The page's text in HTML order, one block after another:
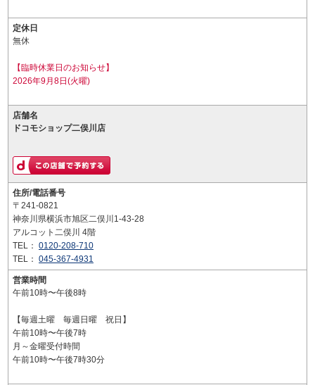
定休日
無休
【臨時休業日のお知らせ】
2026年9月8日(火曜)
店舗名
ドコモショップ二俣川店
住所/電話番号
〒241-0821
神奈川県横浜市旭区二俣川1-43-28
アルコット二俣川 4階
TEL： 0120-208-710
TEL： 045-367-4931
営業時間
午前10時〜午後8時
【毎週土曜 毎週日曜 祝日】
午前10時〜午後7時
月～金曜受付時間
午前10時〜午後7時30分